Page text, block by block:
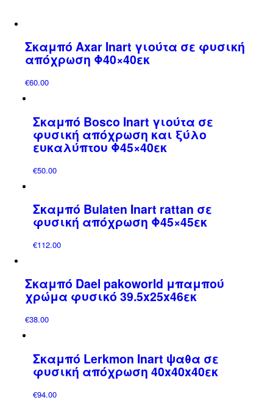
Σκαμπό Axar Inart γιούτα σε φυσική
απόχρωση Φ40×40εκ
€60.00
Σκαμπό Bosco Inart γιούτα σε
φυσική απόχρωση και ξύλο
ευκαλύπτου Φ45×40εκ
€50.00
Σκαμπό Bulaten Inart rattan σε
φυσική απόχρωση Φ45×45εκ
€112.00
Σκαμπό Dael pakoworld μπαμπού
χρώμα φυσικό 39.5x25x46εκ
€38.00
Σκαμπό Lerkmon Inart ψαθα σε
φυσική απόχρωση 40x40x40εκ
€94.00